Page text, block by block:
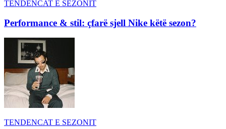
TENDENCAT E SEZONIT
Performance & stil: çfarë sjell Nike këtë sezon?
TENDENCAT E SEZONIT